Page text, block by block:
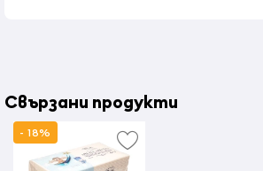
Свързани продукти
- 18%